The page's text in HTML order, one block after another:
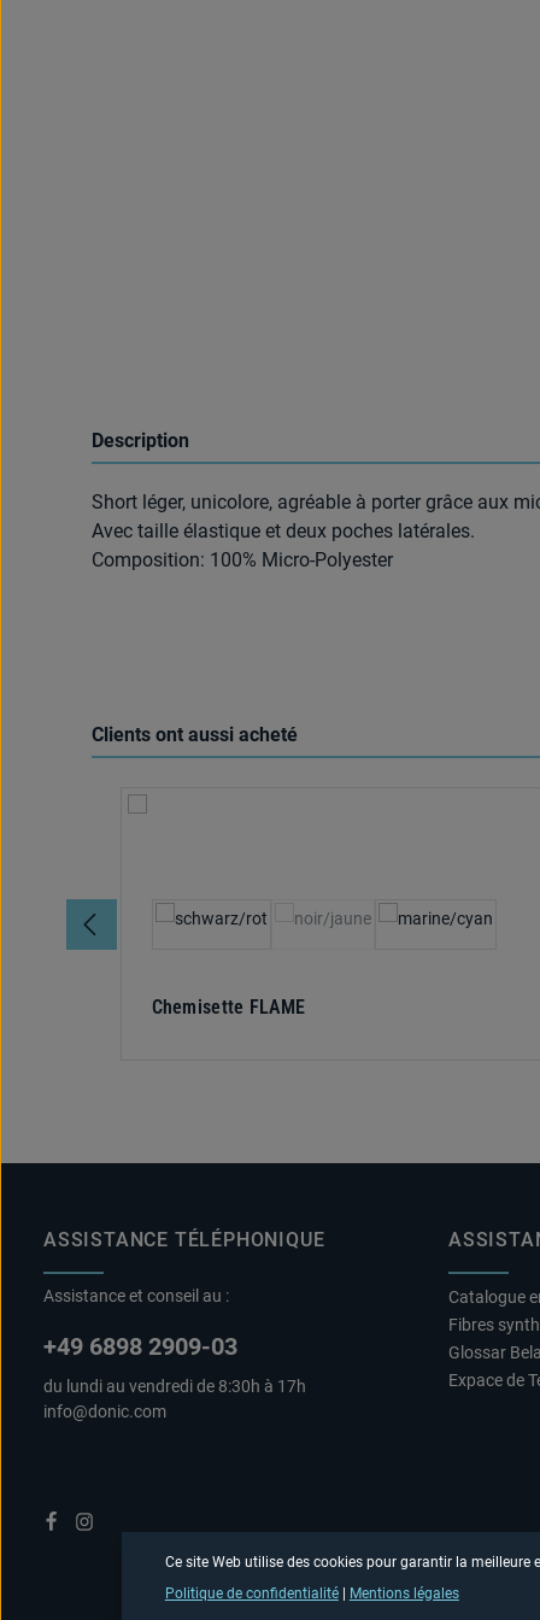
Description
Short léger, unicolore, agréable à porter grâce aux
Avec taille élastique et deux poches latérales.
Composition: 100% Micro-Polyester
Clients ont aussi acheté
Ignorer la galerie de produits
Chemisette FLAME
ASSISTANCE TÉLÉPHONIQUE
Assistance et conseil au :
+49 6898 2909-03
du lundi au vendredi de 8:30h à 17h
info@donic.com
Catalogue
Fibres
Glossar
Expace de
Ce site Web utilise des cookies pour garantir la meilleure
Politique de confidentialité| Mentions légales